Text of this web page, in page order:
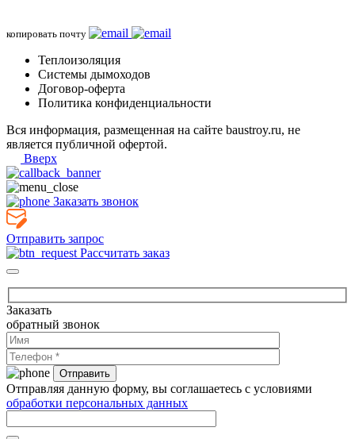
копировать почту
Теплоизоляция
Системы дымоходов
Договор-оферта
Политика конфиденциальности
Вся информация, размещенная на сайте baustroy.ru, не
является публичной офертой.
Вверх
Заказать звонок
Отправить запрос
Рассчитать заказ
Заказать
обратный звонок
Отправляя данную форму, вы соглашаетесь с условиями
обработки персональных данных